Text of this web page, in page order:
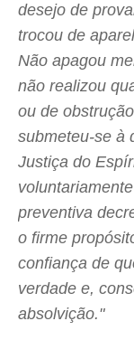
desejo de
trocou de
Não apagou
não realizou
ou de
submeteu-se à
Justiça do
preventiva
o firme
confiança de
verdade e,
absolvição."